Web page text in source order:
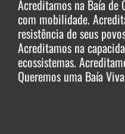
Acreditamos na Baía de
com mobilidade.
resistência de seus
Acreditamos na
ecossistemas.
Queremos uma Baía